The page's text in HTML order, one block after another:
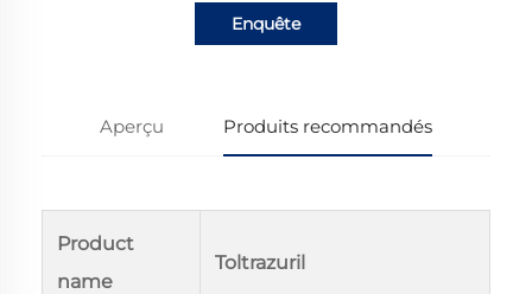
Enquête
Aperçu Produits recommandés
Product
name
Toltrazuril